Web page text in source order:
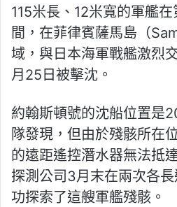
115米長、12米寬的軍艦
間，在菲律賓薩馬島（
域，與日本海軍戰艦激烈
月25日被擊沈。
約翰斯頓號的沈船位置是
隊發現，但由於殘骸所在
的遠距遙控潛水器無法抵
探測公司3月末在兩次各
功探索了這艘軍艦殘骸。